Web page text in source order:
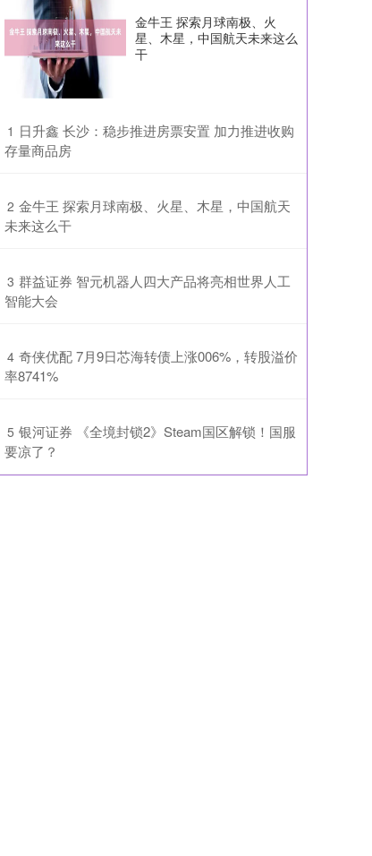
金牛王 探索月球南极、火
星、木星，中国航天未来这么
干
1 ​日升鑫 长沙：稳步推进房票安置 加力推进收购
存量商品房
2 ​金牛王 探索月球南极、火星、木星，中国航天
未来这么干
3 ​群益证券 智元机器人四大产品将亮相世界人工
智能大会
4 ​奇侠优配 7月9日芯海转债上涨006%，转股溢价
率8741%
5 ​银河证券 《全境封锁2》Steam国区解锁！国服
要凉了？